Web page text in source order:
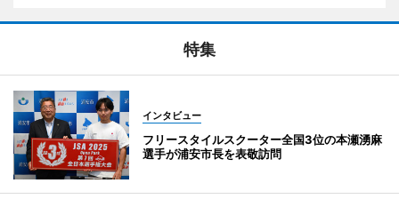
特集
インタビュー
フリースタイルスクーター全国3位の本瀬湧麻
選手が浦安市長を表敬訪問